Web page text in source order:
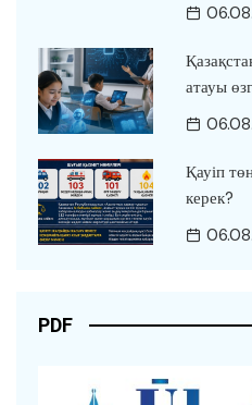
атауы
Қауіп
керек?
PDF